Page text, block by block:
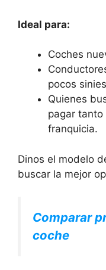
Ideal para:
Coches
pocos
Quienes
pagar tanto
franquicia.
Dinos el modelo
buscar la mejor
Comparar
coche